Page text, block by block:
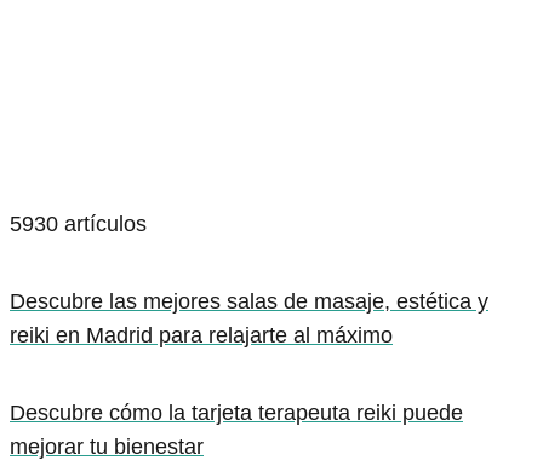
5930 artículos
Descubre las mejores salas de masaje, estética y
reiki en Madrid para relajarte al máximo
Descubre cómo la tarjeta terapeuta reiki puede
mejorar tu bienestar